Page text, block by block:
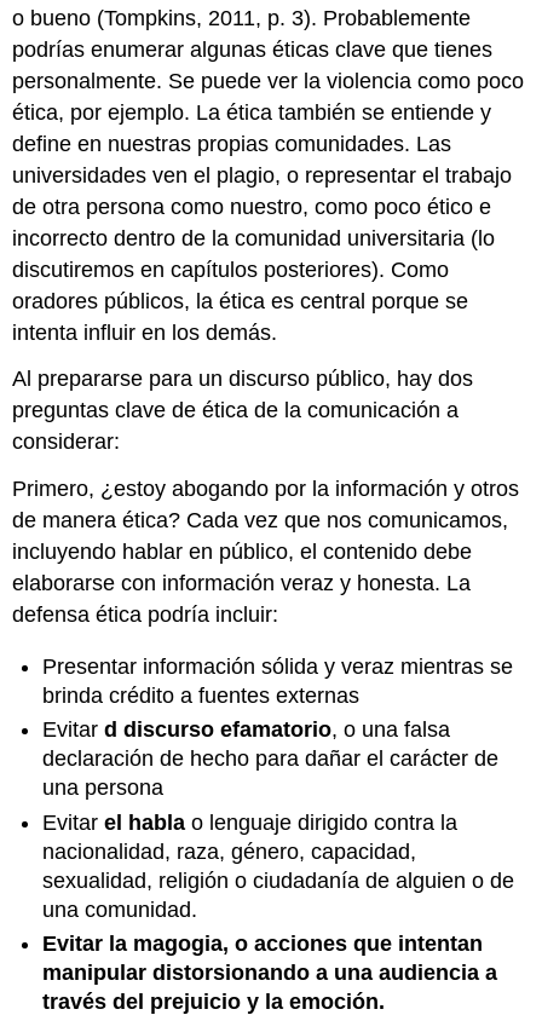
o bueno (Tompkins, 2011, p. 3). Probablemente
podrías enumerar algunas éticas clave que tienes
personalmente. Se puede ver la violencia como poco
ética, por ejemplo. La ética también se entiende y
define en nuestras propias comunidades. Las
universidades ven el plagio, o representar el trabajo
de otra persona como nuestro, como poco ético e
incorrecto dentro de la comunidad universitaria (lo
discutiremos en capítulos posteriores). Como
oradores públicos, la ética es central porque se
intenta influir en los demás.
Al prepararse para un discurso público, hay dos
preguntas clave de ética de la comunicación a
considerar:
Primero, ¿estoy abogando por la información y otros
de manera ética? Cada vez que nos comunicamos,
incluyendo hablar en público, el contenido debe
elaborarse con información veraz y honesta. La
defensa ética podría incluir:
Presentar información sólida y veraz mientras se
brinda crédito a fuentes externas
Evitard discurso efamatorio, o una falsa
declaración de hecho para dañar el carácter de
una persona
Evitarel habla o lenguaje dirigido contra la
nacionalidad, raza, género, capacidad,
sexualidad, religión o ciudadanía de alguien o de
una comunidad.
Evitar la magogia, o acciones que intentan
manipular distorsionando a una audiencia a
través del prejuicio y la emoción.